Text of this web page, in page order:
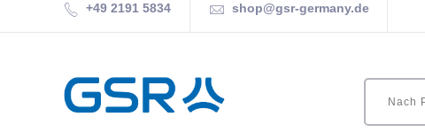
+49 2191 5834 shop@gsr-germany.de